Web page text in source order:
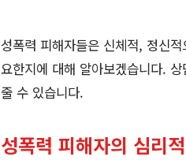
성폭력 피해자들은 신체적, 정신
요한지에 대해 알아보겠습니다.
줄 수 있습니다.
성폭력 피해자의 심리